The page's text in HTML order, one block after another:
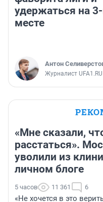
удержаться на
месте
Антон
Журналист UFA1.RU
«Мне сказали,
расстаться».
уволили из
личном блоге
5 часов 11 361 6
«Не хочется в это